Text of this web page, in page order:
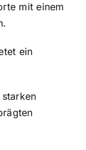
mit einem
ein